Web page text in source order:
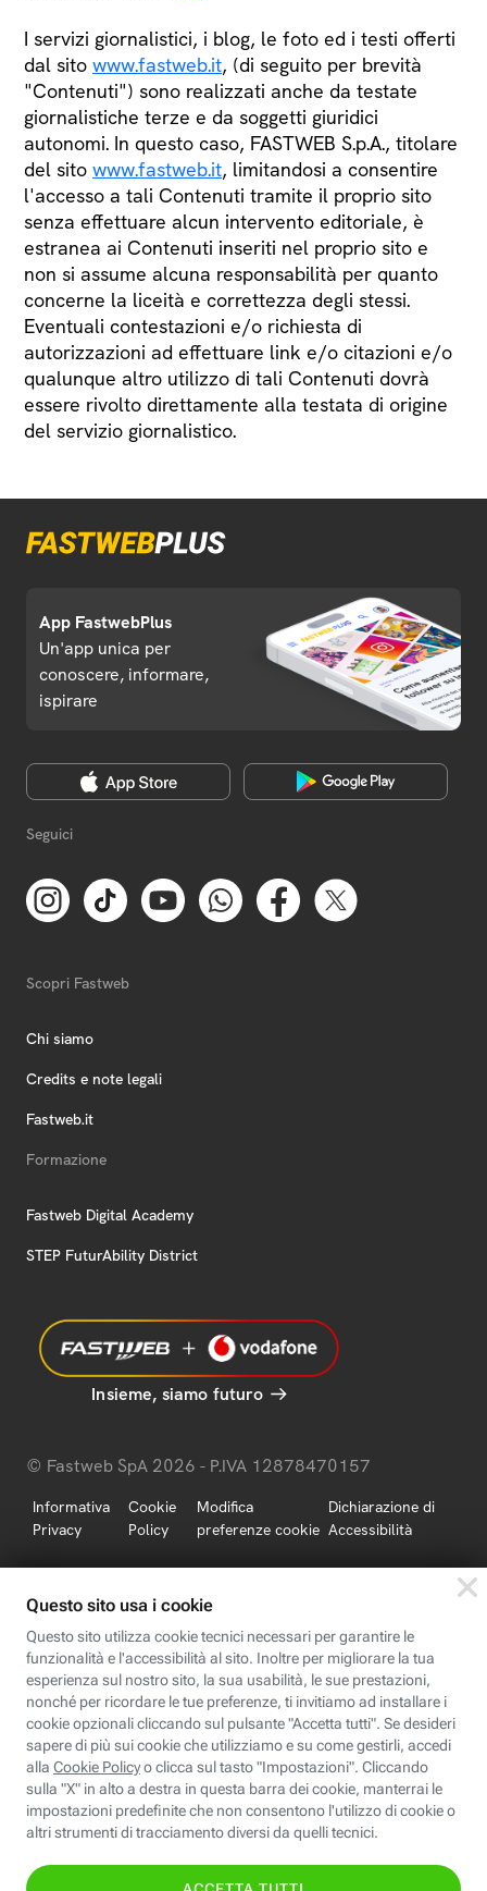
I servizi giornalistici, i blog, le foto ed i testi offerti
dal sito www.fastweb.it, (di seguito per brevità
"Contenuti") sono realizzati anche da testate
giornalistiche terze e da soggetti giuridici
autonomi. In questo caso, FASTWEB S.p.A., titolare
del sito www.fastweb.it, limitandosi a consentire
l'accesso a tali Contenuti tramite il proprio sito
senza effettuare alcun intervento editoriale, è
estranea ai Contenuti inseriti nel proprio sito e
non si assume alcuna responsabilità per quanto
concerne la liceità e correttezza degli stessi.
Eventuali contestazioni e/o richiesta di
autorizzazioni ad effettuare link e/o citazioni e/o
qualunque altro utilizzo di tali Contenuti dovrà
essere rivolto direttamente alla testata di origine
del servizio giornalistico.
App FastwebPlus
Un'app unica per
conoscere, informare,
ispirare
Seguici
Scopri Fastweb
Chi siamo
Credits e note legali
Fastweb.it
Formazione
Fastweb Digital Academy
STEP FuturAbility District
Insieme, siamo futuro
© Fastweb SpA 2026 - P.IVA 12878470157
Informativa
Privacy
Cookie
Policy
Modifica
preferenze cookie
Dichiarazione di
Accessibilità